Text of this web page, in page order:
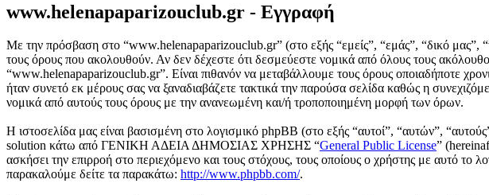
www.helenapaparizouclub.gr - Εγγραφή
Με την πρόσβαση στο “www.helenapaparizouclub.gr” (στο εξής “εμείς”, “εμάς”, “δικό
τους όρους που ακολουθούν. Αν δεν δέχεστε ότι δεσμεύεστε νομικά από όλους τους
“www.helenapaparizouclub.gr”. Είναι πιθανόν να μεταβάλλουμε τους όρους οποιαδήποτε
ήταν συνετό εκ μέρους σας να ξαναδιαβάζετε τακτικά την παρούσα σελίδα καθώς η
νομικά από αυτούς τους όρους με την ανανεωμένη και/ή τροποποιημένη μορφή των όρων.
Η ιστοσελίδα μας είναι βασισμένη στο λογισμικό phpBB (στο εξής “αυτοί”, “αυτών”,
solution κάτω από ΓΕΝΙΚΗ ΑΔΕΙΑ ΔΗΜΟΣΙΑΣ ΧΡΗΣΗΣ “General Public License”
ασκήσει την επιρροή στο περιεχόμενο και τους στόχους, τους οποίους ο χρήστης με αυτό
παρακαλούμε δείτε τα παρακάτω: http://www.phpbb.com/.